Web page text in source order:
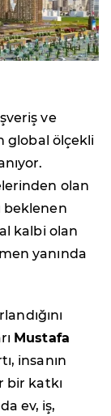
ve
global ölçekli
olan
beklenen
kalbi olan
yanında
Mustafa
insanın
bir katkı
ev, iş,